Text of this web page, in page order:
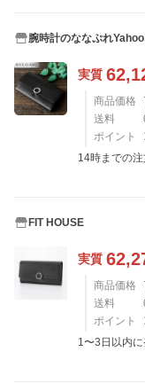
腕時計のななぷれ
実質
商品価格
送料
ポイント
14時までの注
FIT HOUSE
実質
商品価格
送料
ポイント
1〜3日以内に